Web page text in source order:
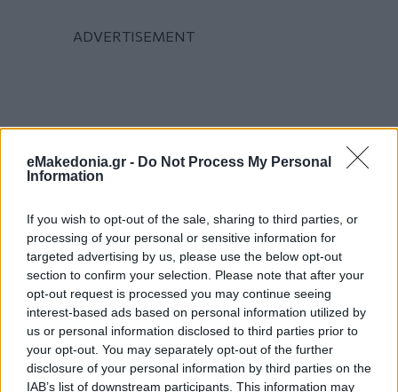
eMakedonia.gr - Do Not Process My Personal
Information
If you wish to opt-out of the sale, sharing to third parties, or
processing of your personal or sensitive information for
targeted advertising by us, please use the below opt-out
section to confirm your selection. Please note that after your
opt-out request is processed you may continue seeing
interest-based ads based on personal information utilized by
us or personal information disclosed to third parties prior to
your opt-out. You may separately opt-out of the further
disclosure of your personal information by third parties on the
IAB’s list of downstream participants. This information may